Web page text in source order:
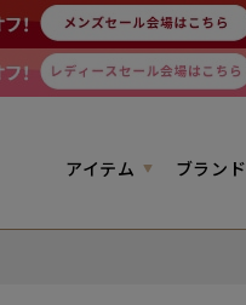
アイテム ブランド